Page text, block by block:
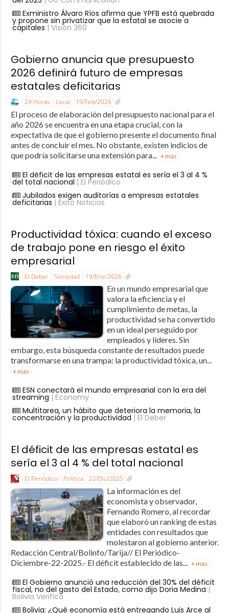
Exministro Álvaro Ríos afirma que YPFB está quebrada
y propone sin privatizar que la estatal se asocie a
capitales | Visión 360
Gobierno anuncia que presupuesto
2026 definirá futuro de empresas
estatales deficitarias
24 Horas Local 19/Feb/2026
El proceso de elaboración del presupuesto nacional para el
año 2026 se encuentra en una etapa crucial, con la
expectativa de que el gobierno presente el documento final
antes de concluir el mes. No obstante, existen indicios de
que podría solicitarse una extensión para...
+ más
El déficit de las empresas estatal es sería el 3 al 4 %
del total nacional | El Periódico
Jubilados exigen auditorías a empresas estatales
deficitarias | Éxito Noticias
Productividad tóxica: cuando el exceso
de trabajo pone en riesgo el éxito
empresarial
El Deber Sociedad 19/Ene/2026
En un mundo empresarial que
valora la eficiencia y el
cumplimiento de metas, la
productividad se ha convertido
en un ideal perseguido por
empleados y líderes. Sin
embargo, esta búsqueda constante de resultados puede
transformarse en una trampa: la productividad tóxica, un...
+ más
ESN conectará el mundo empresarial con la era del
streaming | Economy
Multitarea, un hábito que deteriora la memoria, la
concentración y la productividad | El Deber
El déficit de las empresas estatal es
sería el 3 al 4 % del total nacional
El Periódico Política 22/Dic/2025
La información es del
economista y observador,
Fernando Romero, al recordar
que elaboró un ranking de estas
entidades con resultados que
molestaron al gobierno anterior.
Redacción Central/Bolinfo/Tarija// El Periódico-
Diciembre-22-2025.- El déficit establecido de las... + más
El Gobierno anunció una reducción del 30% del déficit
fiscal, no del gasto del Estado, como dijo Doria Medina |
Bolivia Verifica
Bolivia: ¿Qué economía está entregando Luis Arce al